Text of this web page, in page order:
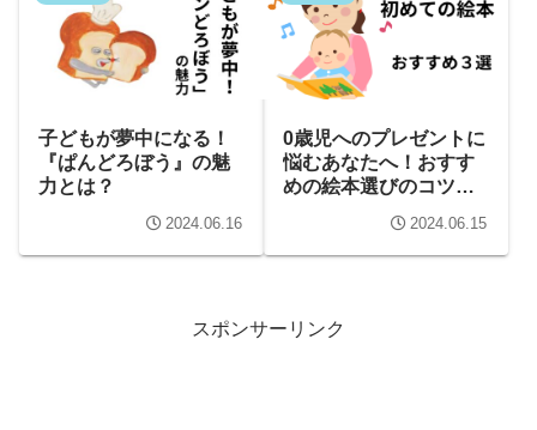
子どもが夢中になる！
『ぱんどろぼう』の魅
力とは？
2024.06.16
0歳児へのプレゼントに
悩むあなたへ！おすす
めの絵本選びのコツ～
だらいいの？～
2024.06.15
スポンサーリンク